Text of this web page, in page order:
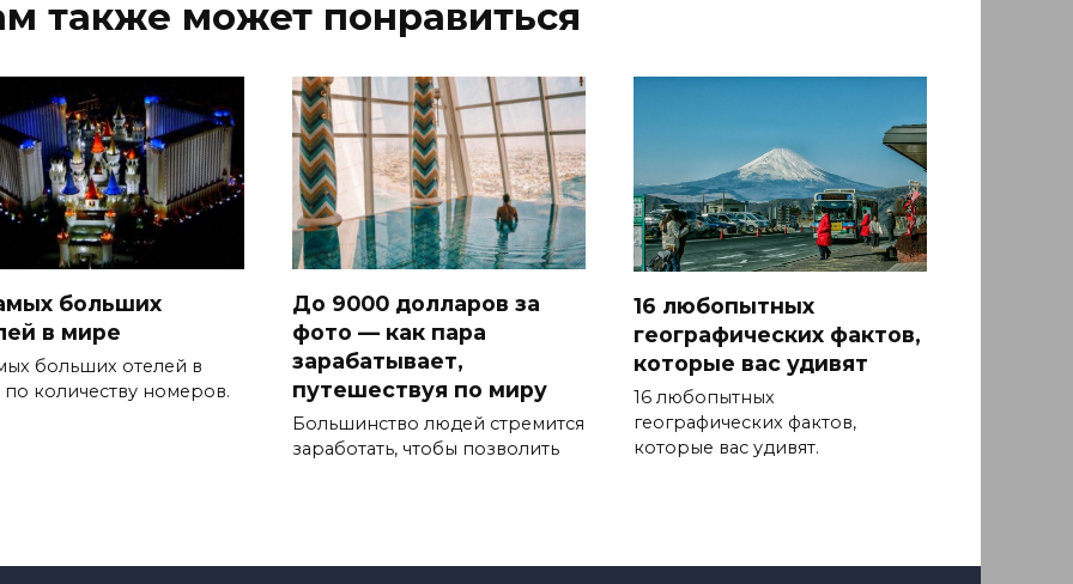
также может понравиться
больших
в мире
больших отелей в
количеству номеров.
До 9000 долларов за
фото — как пара
зарабатывает,
путешествуя по миру
Большинство людей стремится
заработать, чтобы позволить
16 любопытных
географических фактов,
которые вас удивят
16 любопытных
географических фактов,
которые вас удивят.